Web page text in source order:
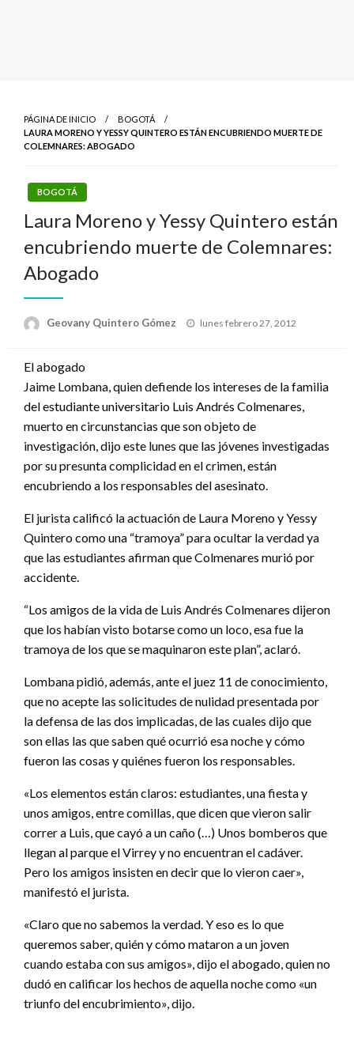
PÁGINA DE INICIO
BOGOTÁ
LAURA MORENO Y YESSY QUINTERO ESTÁN ENCUBRIENDO MUERTE DE
COLEMNARES: ABOGADO
BOGOTÁ
Laura Moreno y Yessy Quintero están
encubriendo muerte de Colemnares:
Abogado
Geovany Quintero Gómez
Publicado
lunes febrero 27, 2012
El abogado
Jaime Lombana, quien defiende los intereses de la familia
del estudiante universitario Luis Andrés Colmenares,
muerto en circunstancias que son objeto de
investigación, dijo este lunes que las jóvenes investigadas
por su presunta complicidad en el crimen, están
encubriendo a los responsables del asesinato.
El jurista calificó la actuación de Laura Moreno y Yessy
Quintero como una “tramoya” para ocultar la verdad ya
que las estudiantes afirman que Colmenares murió por
accidente.
“Los amigos de la vida de Luis Andrés Colmenares dijeron
que los habían visto botarse como un loco, esa fue la
tramoya de los que se maquinaron este plan”, aclaró.
Lombana pidió, además, ante el juez 11 de conocimiento,
que no acepte las solicitudes de nulidad presentada por
la defensa de las dos implicadas, de las cuales dijo que
son ellas las que saben qué ocurrió esa noche y cómo
fueron las cosas y quiénes fueron los responsables.
«Los elementos están claros: estudiantes, una fiesta y
unos amigos, entre comillas, que dicen que vieron salir
correr a Luis, que cayó a un caño (…) Unos bomberos que
llegan al parque el Virrey y no encuentran el cadáver.
Pero los amigos insisten en decir que lo vieron caer»,
manifestó el jurista.
«Claro que no sabemos la verdad. Y eso es lo que
queremos saber, quién y cómo mataron a un joven
cuando estaba con sus amigos», dijo el abogado, quien no
dudó en calificar los hechos de aquella noche como «un
triunfo del encubrimiento», dijo.